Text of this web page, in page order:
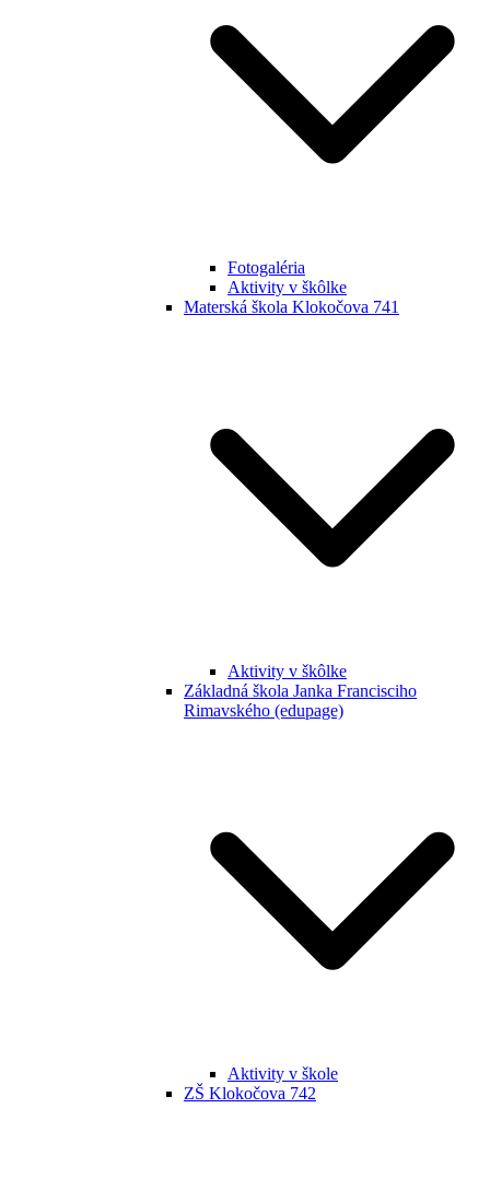
Fotogaléria
Aktivity v škôlke
Materská škola Klokočova 741
Aktivity v škôlke
Základná škola Janka Francisciho
Rimavského (edupage)
Aktivity v škole
ZŠ Klokočova 742